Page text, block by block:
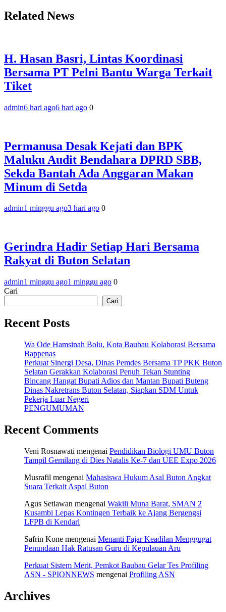
Related News
H. Hasan Basri, Lintas Koordinasi
Bersama PT Pelni Bantu Warga Terkait
Tiket
admin6 hari ago6 hari ago 0
Permanusa Desak Kejati dan BPK
Maluku Audit Bendahara DPRD SBB,
Sekda Bantah Ada Anggaran Makan
Minum di Setda
admin1 minggu ago3 hari ago 0
Gerindra Hadir Setiap Hari Bersama
Rakyat di Buton Selatan
admin1 minggu ago1 minggu ago 0
Cari
Cari
Recent Posts
Wa Ode Hamsinah Bolu, Kota Baubau Kolaborasi Bersama
Bappenas
Perkuat Sinergi Desa, Dinas Pemdes Bersama TP PKK Buton
Selatan Gerakkan Kolaborasi Penuh Tekan Stunting
Bincang Hangat Bupati Adios dan Mantan Bupati Buteng
Dinas Nakretrans Buton Selatan, Siapkan SDM Untuk
Pekerja Luar Negeri
PENGUMUMAN
Recent Comments
Veni Rosnawati mengenai Pendidikan Biologi UMU Buton
Tampil Gemilang di Dies Natalis Ke-7 dan UEE Expo 2026
Musrafil mengenai Mahasiswa Hukum Asal Buton Angkat
Suara Terkait Aspal Buton
Agus Setiawan mengenai Wakili Muna Barat, SMAN 2
Kusambi Lepas Kontingen Terbaik ke Ajang Bergengsi
LFPB di Kendari
Safrin Kone mengenai Menanti Fajar Keadilan Menggugat
Penundaan Hak Ratusan Guru di Kepulauan Aru
Perkuat Sistem Merit, Pemkot Baubau Gelar Tes Profiling
ASN - SPIONNEWS mengenai Profiling ASN
Archives